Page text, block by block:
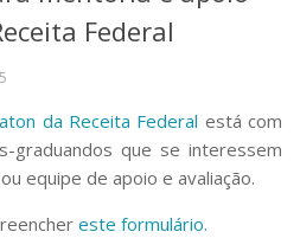
Federal
da Receita Federal está com
graduandos que se interessem
equipe de apoio e avaliação.
este formulário.